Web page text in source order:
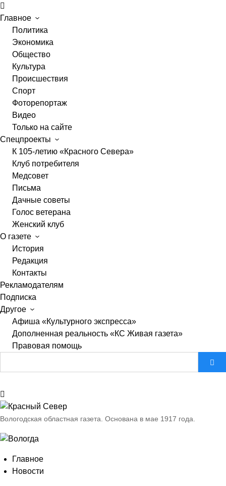
Главное
Политика
Экономика
Общество
Культура
Происшествия
Спорт
Фоторепортаж
Видео
Только на сайте
Спецпроекты
К 105-летию «Красного Севера»
Клуб потребителя
Медсовет
Письма
Дачные советы
Голос ветерана
Женский клуб
О газете
История
Редакция
Контакты
Рекламодателям
Подписка
Другое
Афиша «Культурного экспресса»
Дополненная реальность «КС Живая газета»
Правовая помощь
Вологодская областная газета. Основана в мае 1917 года.
Главное
Новости